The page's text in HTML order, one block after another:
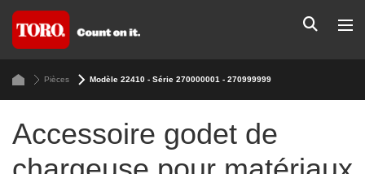
Pièces Modèle 22410 - Série 270000001 - 270999999
Accessoire godet de